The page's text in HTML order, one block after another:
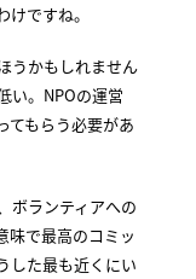
ですね。
うかもしれません
い。NPOの運営
てもらう必要があ
ボランティアへの
味で最高のコミッ
した最も近くにい